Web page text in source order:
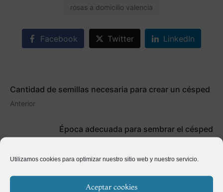
Utilizamos cookies para optimizar nuestro sitio web y nuestro servicio.
Aceptar cookies
rosas a domicilio valencia
Facebook Twitter LinkedIn
Cantidad de semillas necesaria para crear un césped
Anterior
Época adecuada para sembrar el césped